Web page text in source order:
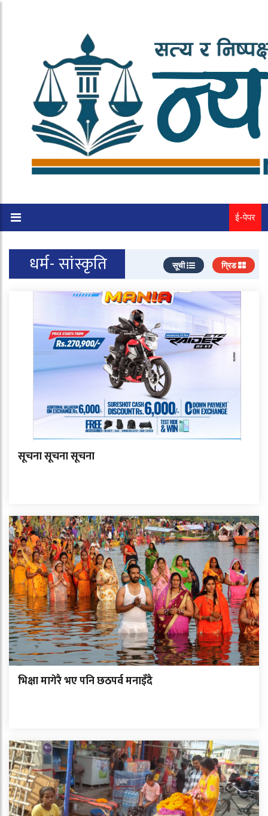
ई-पेपर
धर्म- सांस्कृति सूची ग्रिड
सूचना सूचना सूचना
भिक्षा मागेरै भए पनि छठपर्व मनाइँदै